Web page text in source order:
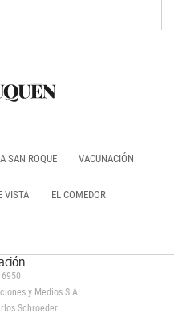
SAN ROQUE VACUNACIÓN
VISTA EL COMEDOR
6950
y Medios S.A
Schroeder